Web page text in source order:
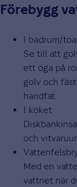
Förebygg
I badrum/
Se till att
ett öga på
golv och
handfat.
I köket
och
Med en
vattnet när